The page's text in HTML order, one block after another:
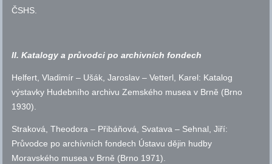
ČSHS.
II. Katalogy a průvodci po archivních fondech
Helfert, Vladimír – Ušák, Jaroslav – Vetterl, Karel: Katalog
výstavky Hudebního archivu Zemského musea v Brně (Brno
1930).
Straková, Theodora – Přibáňová, Svatava – Sehnal, Jiří:
Průvodce po archívních fondech Ústavu dějin hudby
Moravského musea v Brně (Brno 1971).